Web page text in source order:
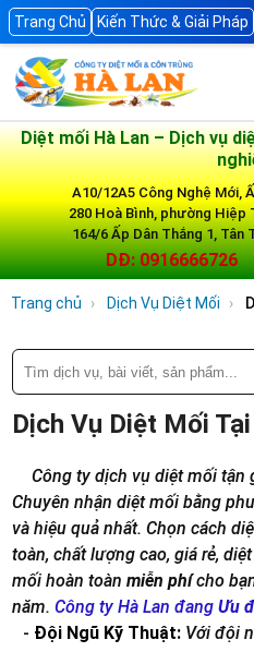
Trang Chủ Kiến Thức & Giải Pháp
Diệt mối Hà Lan – Dịch vụ
A10/12A5 Công Nghệ Mới,
280 Hoà Bình, phường Hiệp
164/6 Ấp Dân Thắng 1, Tân
DĐ: 0916666726
Trang chủ Dịch Vụ Diệt Mối
Dịch Vụ Diệt Mối
Công ty dịch vụ diệt mối tận
Chuyên nhận diệt mối bằng
và hiệu quả nhất. Chọn cách
toàn, chất lượng cao, giá rẻ,
mối hoàn toànmiễn phícho
năm. Công ty Hà Lan đangƯu
- Đội Ngũ Kỹ Thuật: Với đội